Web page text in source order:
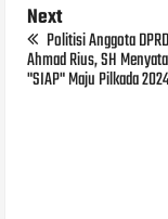
Next
Politisi Anggota
Ahmad Rius, SH
"SIAP" Maju Pilkada